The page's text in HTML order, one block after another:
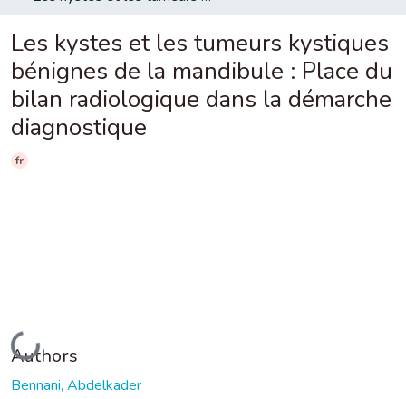
Les kystes et les tumeurs kystiques
bénignes de la mandibule : Place du
bilan radiologique dans la démarche
diagnostique
fr
Loading...
Authors
Bennani, Abdelkader